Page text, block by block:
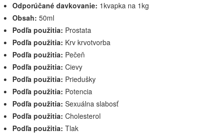
Odporúčané davkovanie: 1kvapka na 1kg
Obsah: 50ml
Podľa použitia: Prostata
Podľa použitia: Krv krvotvorba
Podľa použitia: Pečeň
Podľa použitia: Cievy
Podľa použitia: Priedušky
Podľa použitia: Potencia
Podľa použitia: Sexuálna slabosť
Podľa použitia: Cholesterol
Podľa použitia: Tlak